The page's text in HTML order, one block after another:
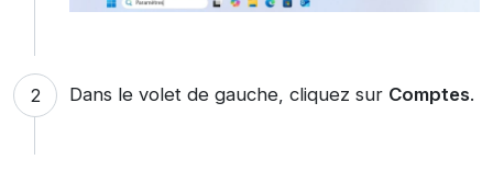
Dans le volet de gauche, cliquez sur Comptes.